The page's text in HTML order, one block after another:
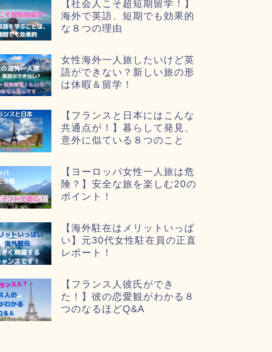
【社会人こそ超短期留学！】
海外で英語、短期でも効果的
な８つの理由
女性海外一人旅したいけど英
語ができない？新しい旅の形
は休暇＆留学！
【フランスと日本にはこんな
共通点が！】暮らして発見、
意外に似ている８つのこと
【ヨーロッパ女性一人旅は危
険？】安全な旅を楽しむ20の
ポイント！
【海外駐在はメリットいっぱ
い】元30代女性駐在員の正直
レポート！
【フランス人彼氏ができ
た！】彼の恋愛観がわかる８
つのなるほどQ&A